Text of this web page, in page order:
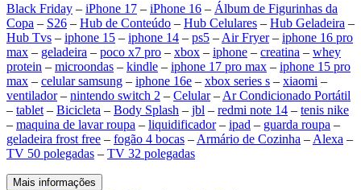
Black Friday – iPhone 17 – iPhone 16 – Álbum de Figurinhas da
Copa – S26 – Hub de Conteúdo – Hub Celulares – Hub Geladeira –
Hub Tvs – iphone 15 – iphone 14 – ps5 – Air Fryer– iphone 16 pro
max – geladeira – poco x7 pro – xbox – iphone – creatina – whey
protein – microondas – kindle – iphone 17 pro max – iphone 15 pro
max – celular samsung – iphone 16e – xbox series s – xiaomi –
ventilador– nintendo switch 2 – Celular– Ar Condicionado Portátil
– tablet – Bicicleta – Body Splash – jbl – redmi note 14 – tenis nike
– maquina de lavar roupa – liquidificador– ipad – guarda roupa –
geladeira frost free – fogão 4 bocas – Armário de Cozinha – Alexa –
TV 50 polegadas – TV 32 polegadas
Mais informações